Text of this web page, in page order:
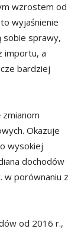
wzrostem od
wyjaśnienie
sobie sprawy,
importu, a
bardziej
Okazuje
wysokiej
dochodów
w porównaniu z
od 2016 r.,